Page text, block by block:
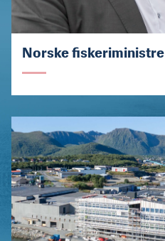
Norske fiskeriministre